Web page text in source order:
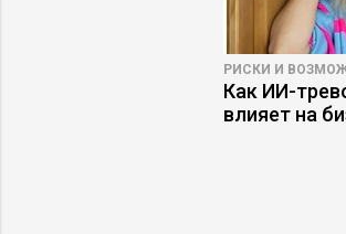
РИСКИ И
Как ИИ-
влияет на